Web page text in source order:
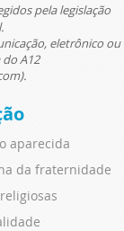
pela legislação
eletrônico ou
A12
aparecida
da fraternidade